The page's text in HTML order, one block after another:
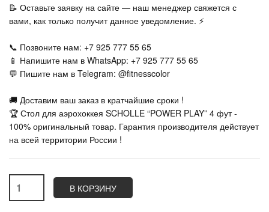
📝 Оставьте заявку на сайте — наш менеджер свяжется с
вами, как только получит данное уведомление. ⚡
📞 Позвоните нам: +7 925 777 55 65
📱 Напишите нам в WhatsApp: +7 925 777 55 65
💬 Пишите нам в Telegram: @fitnesscolor
🚚 Доставим ваш заказ в кратчайшие сроки !
🏆 Стол для аэрохоккея SCHOLLE “POWER PLAY” 4 фут -
100% оригинальный товар. Гарантия производителя действует
на всей территории России !
В КОРЗИНУ